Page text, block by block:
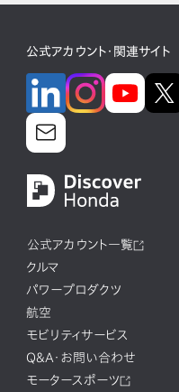
公式アカウント・関連サイト
公式アカウント一覧
クルマ
パワープロダクツ
航空
モビリティサービス
Q&A・お問い合わせ
モータースポーツ